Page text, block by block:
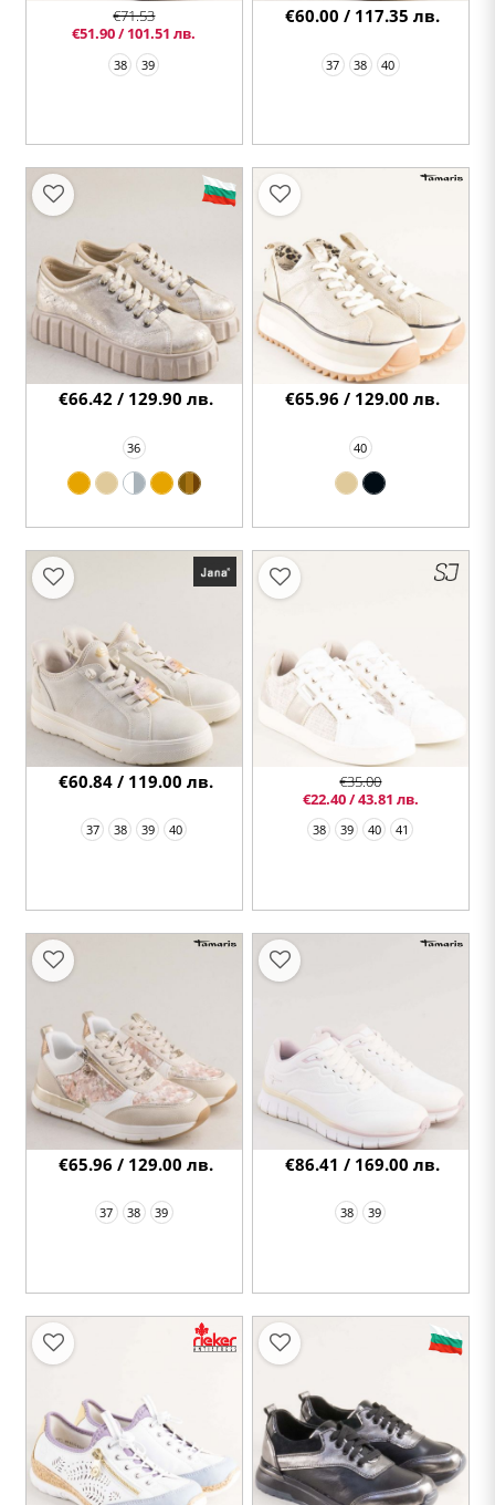
38 39
€71.53
€51.90 / 101.51 лв.
37 38 40
€60.00 / 117.35 лв.
36
€66.42 / 129.90 лв.
40
€65.96 / 129.00 лв.
37 38 39 40
€60.84 / 119.00 лв.
38 39 40 41
€35.00
€22.40 / 43.81 лв.
37 38 39
€65.96 / 129.00 лв.
38 39
€86.41 / 169.00 лв.